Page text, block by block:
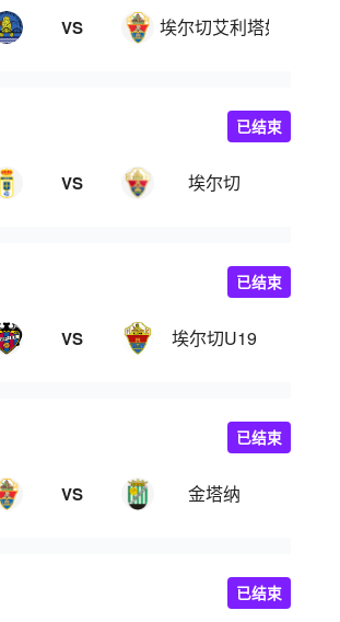
VS 埃尔切艾利塔奴
VS 埃尔切
已结束
VS 埃尔切U19
已结束
VS 金塔纳
已结束
已结束